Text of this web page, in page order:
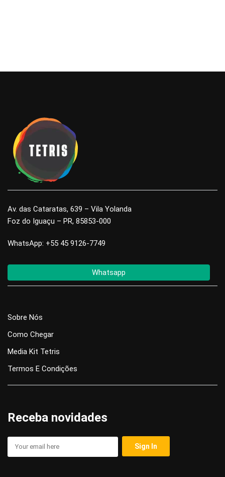
Av. das Cataratas, 639 – Vila Yolanda
Foz do Iguaçu – PR, 85853-000
WhatsApp: +55 45 9126-7749
Whatsapp
Sobre Nós
Como Chegar
Media Kit Tetris
Termos E Condições
Receba novidades